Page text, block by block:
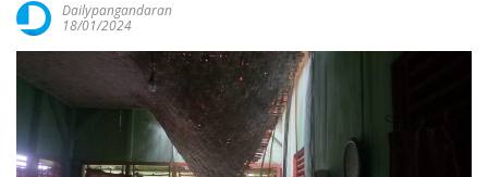
Dailypangandaran
18/01/2024